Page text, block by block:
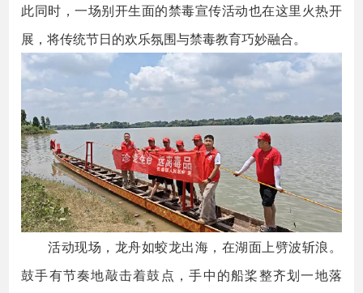
此同时，一场别开生面的禁毒宣传活动也在这里火热开
展，将传统节日的欢乐氛围与禁毒教育巧妙融合。
活动现场，龙舟如蛟龙出海，在湖面上劈波斩浪。
鼓手有节奏地敲击着鼓点，手中的船桨整齐划一地落